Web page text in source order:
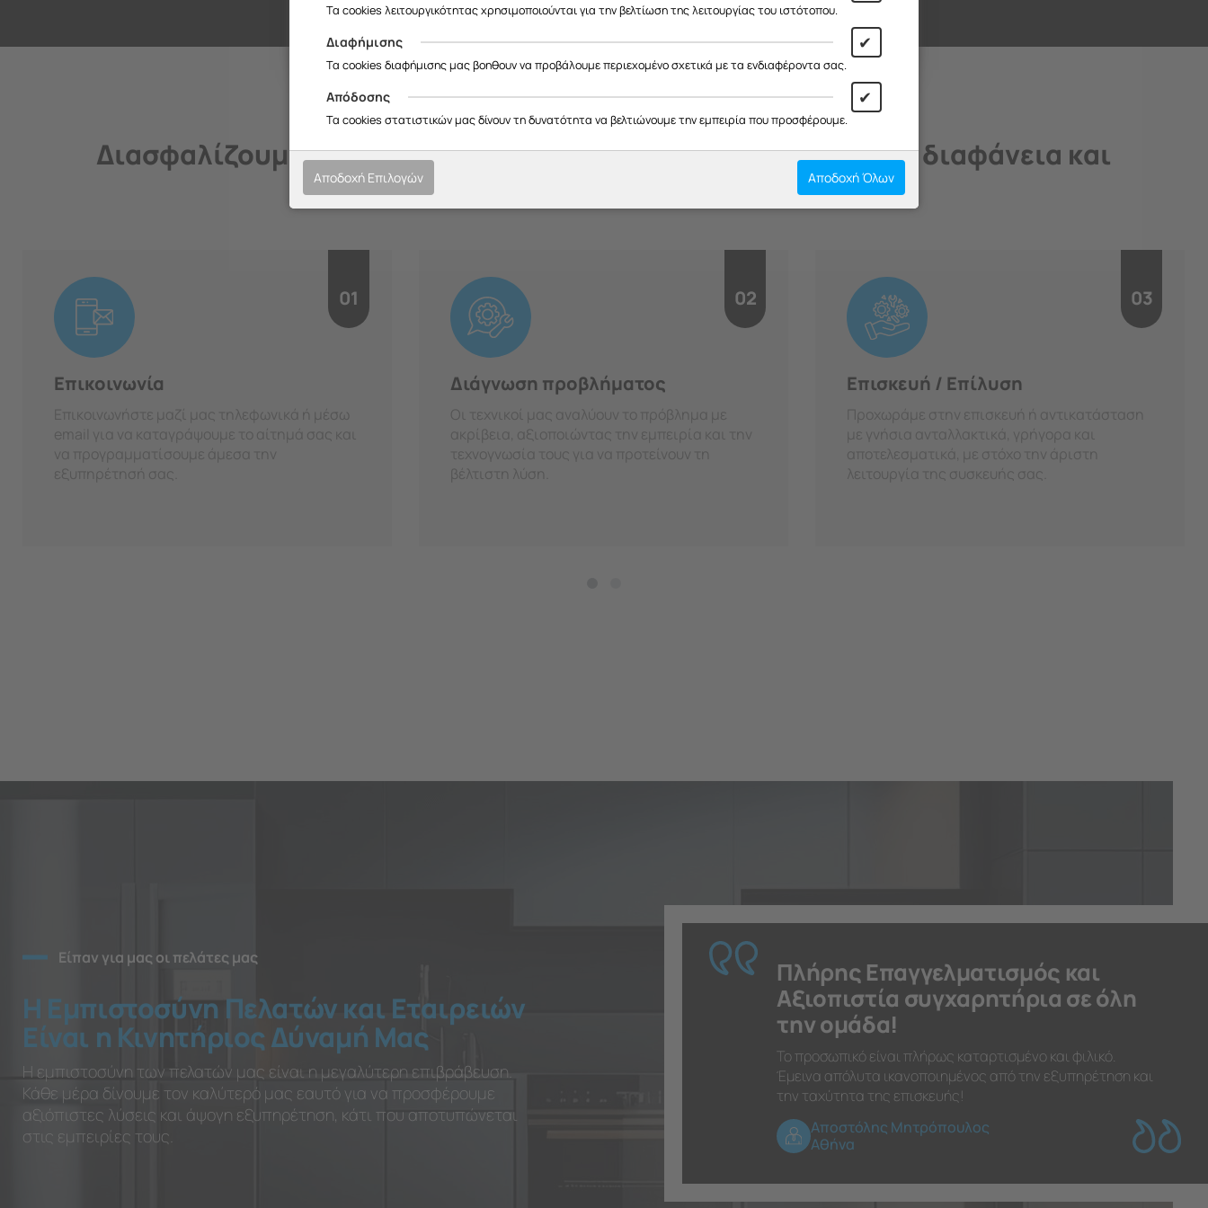
H Διαδικασία μας
Διασφαλίζουμε την ποιοτική εξυπηρέτηση σε κάθε στάδιο, με διαφάνεια και
01
Επικοινωνία
Επικοινωνήστε μαζί μας τηλεφωνικά ή μέσω
email για να καταγράψουμε το αίτημά σας και
να προγραμματίσουμε άμεσα την
εξυπηρέτησή σας.
02
Διάγνωση προβλήματος
Οι τεχνικοί μας αναλύουν το πρόβλημα με
ακρίβεια, αξιοποιώντας την εμπειρία και την
τεχνογνωσία τους για να προτείνουν τη
βέλτιστη λύση.
03
Επισκευή / Επίλυση
Προχωράμε στην επισκευή ή αντικατάσταση
με γνήσια ανταλλακτικά, γρήγορα και
αποτελεσματικά, με στόχο την άριστη
λειτουργία της συσκευής σας.
Είπαν για μας οι πελάτες μας
Η Εμπιστοσύνη Πελατών και Εταιρειών
Είναι η Κινητήριος Δύναμή Μας
Η εμπιστοσύνη των πελατών μας είναι η μεγαλύτερη επιβράβευση.
Κάθε μέρα δίνουμε τον καλύτερό μας εαυτό για να προσφέρουμε
αξιόπιστες λύσεις και άψογη εξυπηρέτηση, κάτι που αποτυπώνεται
στις εμπειρίες τους.
Πλήρης Επαγγελματισμός και
Αξιοπιστία συγχαρητήρια σε όλη
την ομάδα!
Το προσωπικό είναι πλήρως καταρτισμένο και φιλικό.
Έμεινα απόλυτα ικανοποιημένος από την εξυπηρέτηση και
την ταχύτητα της επισκευής!
Αποστόλης Μητρόπουλος
Αθήνα
Τα cookies λειτουργικότητας χρησιμοποιούνται για την βελτίωση της λειτουργίας του ιστότοπου.
Διαφήμισης ✔
Τα cookies διαφήμισης μας βοηθουν να προβάλουμε περιεχομένο σχετικά με τα ενδιαφέροντα σας.
Απόδοσης ✔
Τα cookies στατιστικών μας δίνουν τη δυνατότητα να βελτιώνουμε την εμπειρία που προσφέρουμε.
Αποδοχή Επιλογών Αποδοχή Όλων
Σας ευχαριστούμε για την κατανόηση και σας ευχόμαστε καλό καλοκαίρι!